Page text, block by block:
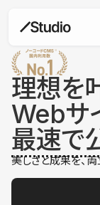
理想を
Webサ
最速で
美しさと成果を、